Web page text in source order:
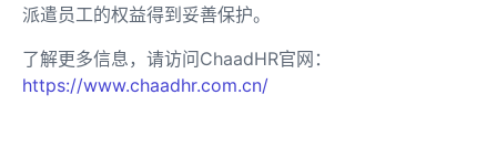
派遣员工的权益得到妥善保护。
了解更多信息，请访问ChaadHR官网：
https://www.chaadhr.com.cn/